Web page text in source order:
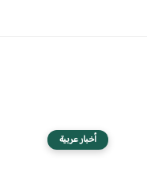
أخبار عربية